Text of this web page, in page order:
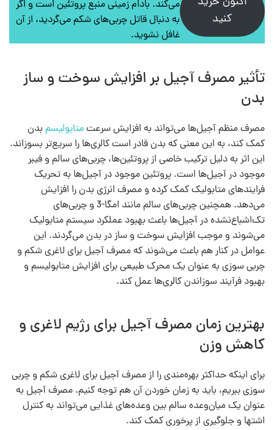
کنید
می‌کند. بادام زمینی منبع پروتئین است و اگر
به دنبال قاتل چربی‌های شکم می‌گردید، از آن
غافل نشوید.
تأثیر مصرف آجیل بر افزایش سوخت و ساز
بدن
مصرف منظم آجیل‌ها می‌تواند به افزایش سرعتمتابولیسم بدن
کمک کند، به این معنی که بدن قادر است کالری‌ها را سریع‌تر بسوزاند.
این اثر به دلیل ترکیب خاصی از پروتئین‌ها، چربی‌های سالم و فیبر
موجود در آجیل‌ها است. پروتئین موجود در آجیل‌ها به تحریک
فرایندهای متابولیک کمک کرده و مصرف انرژی بدن را افزایش
می‌دهد. همچنین چربی‌های سالم مانند امگا-3 و چربی‌های
تک‌اشباع‌نشده در آجیل‌ها باعث بهبود عملکرد سیستم متابولیک
می‌شوند و موجب افزایش سوخت و ساز در بدن می‌گردند. این
عوامل در کنار هم باعث می‌شوند که مصرف آجیل برای لاغری شکم و
چربی سوزی به عنوان یک محرک طبیعی برای افزایش متابولیسم و
بهبود فرآیند سوزاندن کالری‌ها عمل کند.
بهترین زمان مصرف آجیل برای رژیم لاغری و
کاهش وزن
برای اینکه حداکثر بهره‌مندی را از مصرف آجیل برای لاغری شکم و چربی
سوزی ببریم، باید به زمان خوردن آن هم توجه کنیم. مصرف آجیل به
عنوان یک میان‌وعده سالم بین وعده‌های غذایی می‌تواند به کنترل
اشتها و جلوگیری از پرخوری کمک کند.